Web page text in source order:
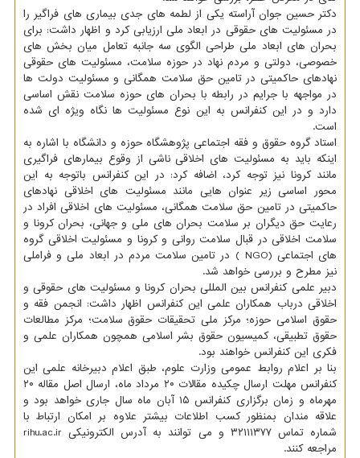
دکتر حسین جوان آراسته یکی از لطمه های جدی بیماری های فراگیر را
در مسئولیت های حقوقی در ابعاد ملی ارزیابی کرد و اظهار داشت: برای
بحران های ابعاد ملی طراحی الگوی سه جانبه تعامل میان بخش های
خصوصی، دولتی و مردم نهاد در حوزه سلامت، مسئولیت های حقوقی
نهادهای حاکمیتی در تامین حق سلامت همگانی و مسئولیت دولت ها
در مواجهه با جرایم در رابطه با بحران های حوزه سلامت نقش اساسی
دارد و در این کنفرانس به این نوع مسئولیت ها نگاه ویژه ای شده
است.
استاد گروه حقوق و فقه اجتماعی پژوهشگاه حوزه و دانشگاه با اشاره به
اینکه باید به مسئولیت های اخلاقی ناشی از وقوع بیمارهای فراگیری
مانند کرونا نیز توجه کرد، اضافه کرد: در این کنفرانس باتوجه به این
محور اساسی زیر عنوان هایی مانند مسئولیت های اخلاقی نهادهای
حاکمیتی در تامین حق سلامت همگانی، مسئولیت های اخلاقی افراد در
رعایت حق دیگران بر سلامت بحران های ملی و جهانی، بحران کرونا و
سلامت اخلاقی در قبال سلامت روانی و کرونا و مسئولیت اخلاقی گروه
های اجتماعی (NGO ) در تامین سلامت مردم در ابعاد ملی و فراملی
نیز مطرح و بررسی خواهد شد.
دبیر علمی کنفرانس بین المللی بحران کرونا و مسئولیت های حقوقی و
اخلاقی درباب همکاران علمی این کنفرانس اظهار داشت: انجمن فقه و
حقوق اسلامی حوزه؛ مرکز ملی تحقیقات حقوق سلامت؛ مرکز مطالعات
حقوق تطبیقی، کمیسیون حقوق بشر اسلامی همچون همکاران علمی و
فکری این کنفرانس خواهند بود.
بنا بر اعلام روابط عمومی وزارت علوم، طبق اعلام دبیرخانه علمی این
کنفرانس مهلت ارسال چکیده مقالات ۲۰ مرداد ماه، ارسال اصل مقاله ۲۰
مهرماه و زمان برگزاری کنفرانس ۱۵ آبان ماه سال جاری خواهد بود و
علاقه مندان بمنظور کسب اطلاعات بیشتر علاوه بر امکان ارتباط با
شماره تماس ۳۲۱۱۱۳۷۷ و می توانند به آدرس الکترونیکی rihu.ac.ir
مراجعه کنند.